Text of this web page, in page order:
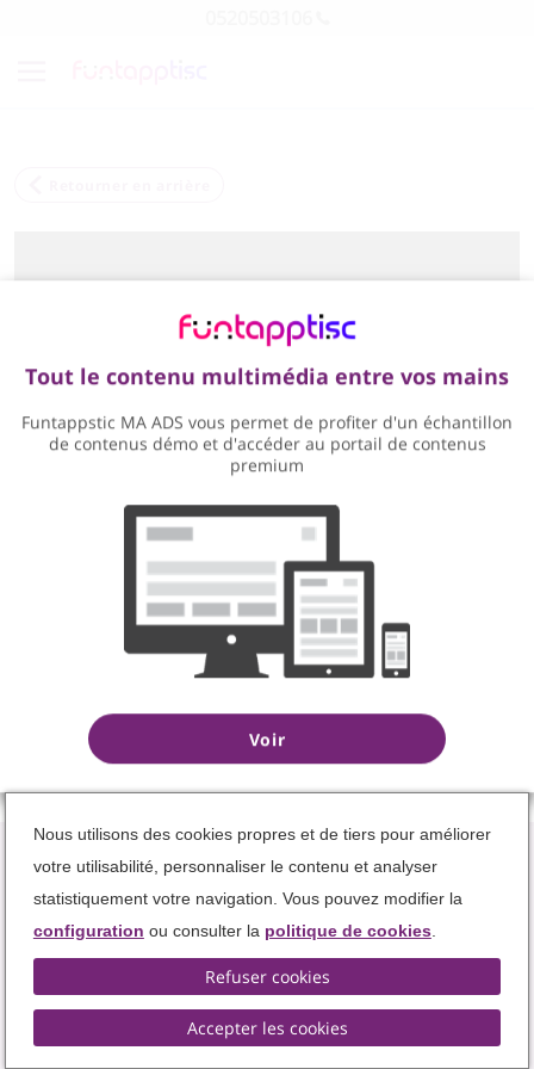
0:00
Duration0:00
Loaded: 0%
Progress: 0%
Stream TypeLIVE
Remaining Time-0:00
ROIS D'EUROPE
cei_texto_descripcion
Tout le contenu multimédia entre vos mains
Funtappstic MA ADS vous permet de profiter d'un échantillon
de contenus démo et d'accéder au portail de contenus
premium
Voir
Nous utilisons des cookies propres et de tiers pour améliorer
votre utilisabilité, personnaliser le contenu et analyser
statistiquement votre navigation. Vous pouvez modifier la
configuration ou consulter la politique de cookies.
Accepter les cookies
Refuser cookies
Gestion des Cookies